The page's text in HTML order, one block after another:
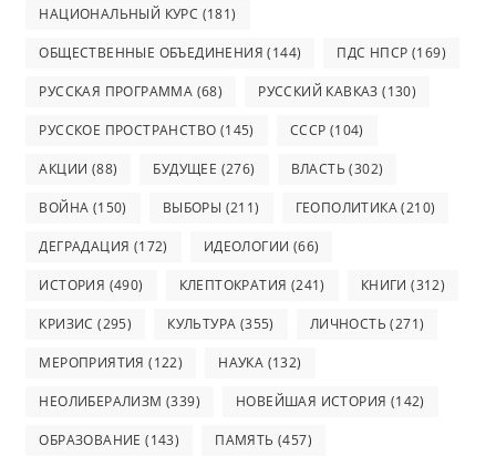
НАЦИОНАЛЬНЫЙ КУРС (181)
ОБЩЕСТВЕННЫЕ ОБЪЕДИНЕНИЯ (144) ПДС НПСР (169)
РУССКАЯ ПРОГРАММА (68) РУССКИЙ КАВКАЗ (130)
РУССКОЕ ПРОСТРАНСТВО (145) СССР (104)
АКЦИИ (88) БУДУЩЕЕ (276) ВЛАСТЬ (302)
ВОЙНА (150) ВЫБОРЫ (211) ГЕОПОЛИТИКА(210)
ДЕГРАДАЦИЯ (172) ИДЕОЛОГИИ (66)
ИСТОРИЯ (490) КЛЕПТОКРАТИЯ (241) КНИГИ (312)
КРИЗИС (295) КУЛЬТУРА (355) ЛИЧНОСТЬ (271)
МЕРОПРИЯТИЯ (122) НАУКА (132)
НЕОЛИБЕРАЛИЗМ (339) НОВЕЙШАЯ ИСТОРИЯ (142)
ОБРАЗОВАНИЕ (143) ПАМЯТЬ (457)